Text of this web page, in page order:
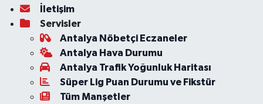
İletişim
Servisler
Antalya Nöbetçi Eczaneler
Antalya Hava Durumu
Antalya Trafik Yoğunluk Haritası
Süper Lig Puan Durumu ve Fikstür
Tüm Manşetler